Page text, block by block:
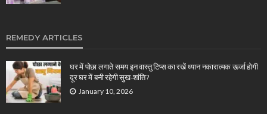
REMEDY ARTICLES
घर में पोछा लगाते समय इन वास्तु टिप्स का रखें ध्यान नकारात्मक ऊर्जा होगी
दूर घर में बनी रहेगी सुख-शांति?
January 10, 2026